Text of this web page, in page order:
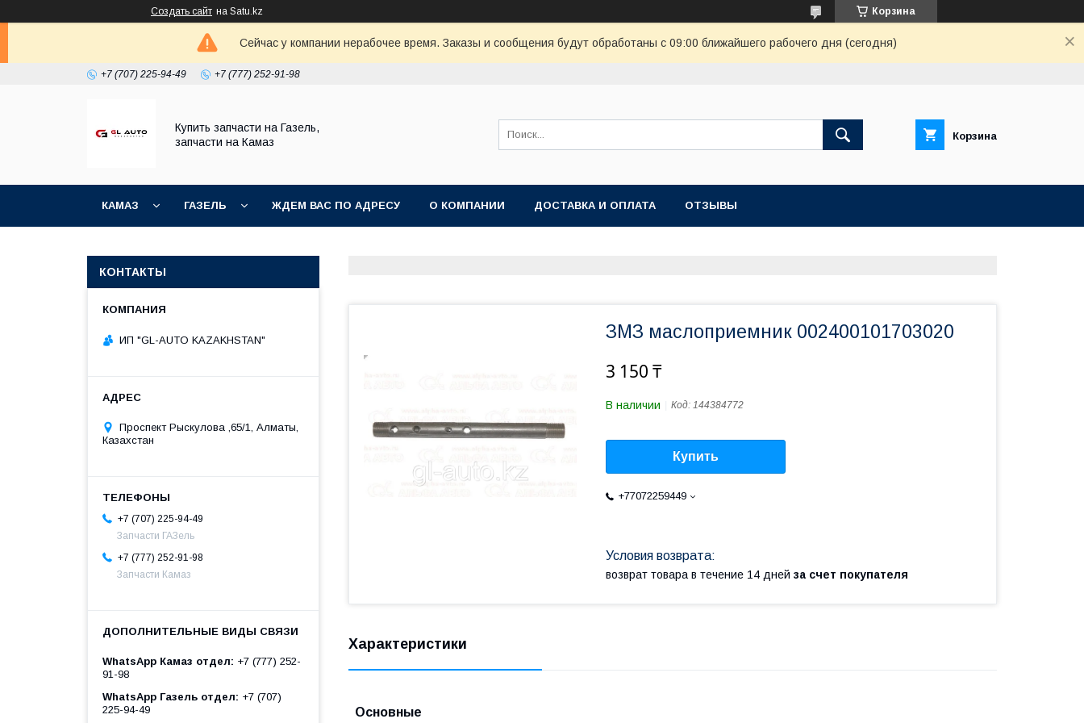
Создать сайт на Satu.kz Корзина
Сейчас у компании нерабочее время. Заказы и сообщения будут обработаны с 09:00 ближайшего рабочего дня (сегодня)
+7 (707) 225-94-49 +7 (777) 252-91-98
Купить запчасти на Газель,
запчасти на Камаз
Корзина
КАМАЗ ГАЗЕЛЬ ЖДЕМ ВАС ПО АДРЕСУ О КОМПАНИИ ДОСТАВКА И ОПЛАТА ОТЗЫВЫ
ЗМЗ маслоприемник 002400101703020
3 150 ₸
В наличии Код: 144384772
Купить
+77072259449
возврат товара в течение 14 дней за счет покупателя
Характеристики
Основные
КОНТАКТЫ
ИП "GL-AUTO KAZAKHSTAN"
Проспект Рыскулова ,65/1, Алматы,
Казахстан
+7 (707) 225-94-49
Запчасти ГАЗель
+7 (777) 252-91-98
Запчасти Камаз
WhatsApp Камаз отдел
+7 (777) 252-
91-98
WhatsApp Газель отдел
+7 (707)
225-94-49